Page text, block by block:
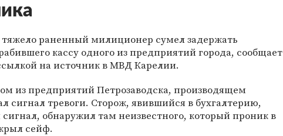
тяжело раненный милиционер сумел задержать
кассу одного из предприятий города, сообщает
на источник в МВД Карелии.
из предприятий Петрозаводска, производящем
сигнал тревоги. Сторож, явившийся в бухгалтерию,
сигнал, обнаружил там неизвестного, который проник в
сейф.